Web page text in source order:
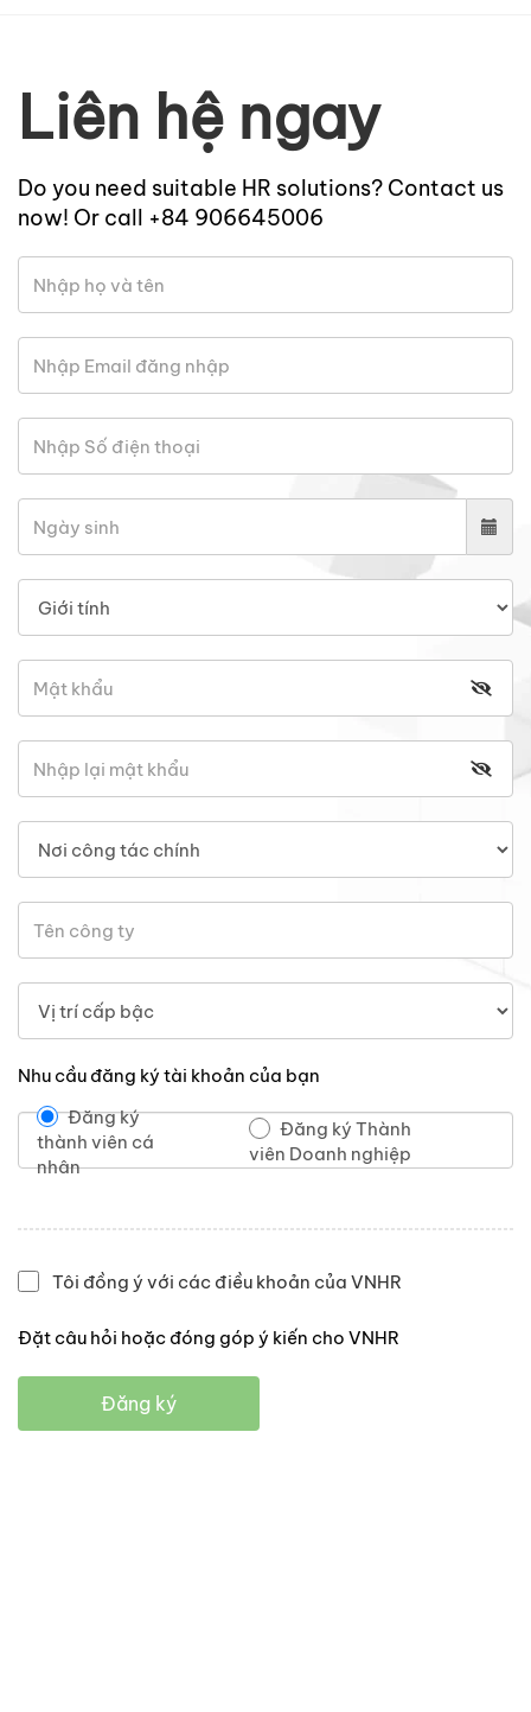
Liên hệ ngay
Do you need suitable HR solutions? Contact us
now! Or call +84 906645006
Nhu cầu đăng ký tài khoản của bạn
Đăng ký
thành viên cá
nhân
Đăng ký Thành
viên Doanh nghiệp
Tôi đồng ý với các điều khoản của VNHR
Đặt câu hỏi hoặc đóng góp ý kiến cho VNHR
Đăng ký